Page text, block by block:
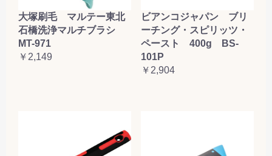
大塚刷毛 マルテー東北
石橋洗浄マルチブラシ
MT-971
￥2,149
ビアンコジャパン ブリ
ーチング・スピリッツ・
ペースト 400g BS-
101P
￥2,904